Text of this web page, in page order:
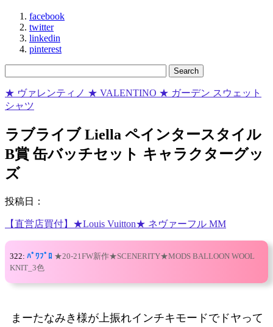
facebook
twitter
linkedin
pinterest
★ ヴァレンティノ ★ VALENTINO ★ ガーデン スウェット
シャツ
ラブライブ Liella ペインタースタイル
B賞 缶バッチセット キャラクターグッ
ズ
投稿日：
【直営店買付】★Louis Vuitton★ ネヴァーフル MM
322: ﾊﾟﾜﾌﾟﾛ ★20-21FW新作★SCENERITY★MODS BALLOON WOOL
KNIT_3色
まーたなみき様が上振れインチキモードでドヤって